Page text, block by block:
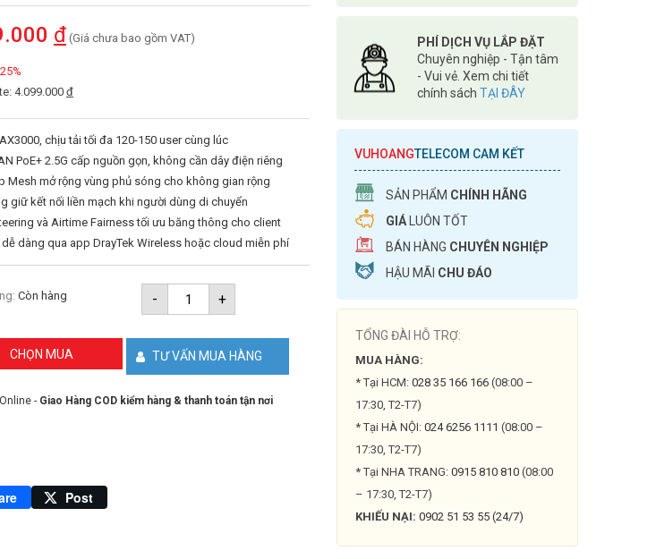
đ (Giá chưa bao gồm VAT)
25%
4.099.000 đ
chịu tải tối đa 120-150 user cùng lúc
PoE+ 2.5G cấp nguồn gọn, không cần dây điện riêng
Mesh mở rộng vùng phủ sóng cho không gian rộng
giữ kết nối liền mạch khi người dùng di chuyển
và Airtime Fairness tối ưu băng thông cho client
dễ dàng qua app DrayTek Wireless hoặc cloud miễn phí
-
Bộ
phát
WiFi
AX3000
Draytek
Vigor
số
+
Còn hàng
CHỌN MUA TƯ VẤN MUA HÀNG
- Giao Hàng COD kiểm hàng & thanh toán tận nơi
Post
PHÍ DỊCH VỤ LẮP ĐẶT
Chuyên nghiệp - Tận tâm
- Vui vẻ. Xem chi tiết
chính sách TẠI ĐÂY
VUHOANGTELECOM CAM KẾT
SẢN PHẨM CHÍNH HÃNG
GIÁ LUÔN TỐT
BÁN HÀNG CHUYÊN NGHIỆP
HẬU MÃI CHU ĐÁO
TỔNG ĐÀI HỖ TRỢ:
MUA HÀNG:
* Tại HCM: 028 35 166 166 (08:00 –
17:30, T2-T7)
* Tại HÀ NỘI: 024 6256 1111 (08:00 –
17:30, T2-T7)
* Tại NHA TRANG: 0915 810 810 (08:00
– 17:30, T2-T7)
KHIẾU NẠI: 0902 51 53 55 (24/7)